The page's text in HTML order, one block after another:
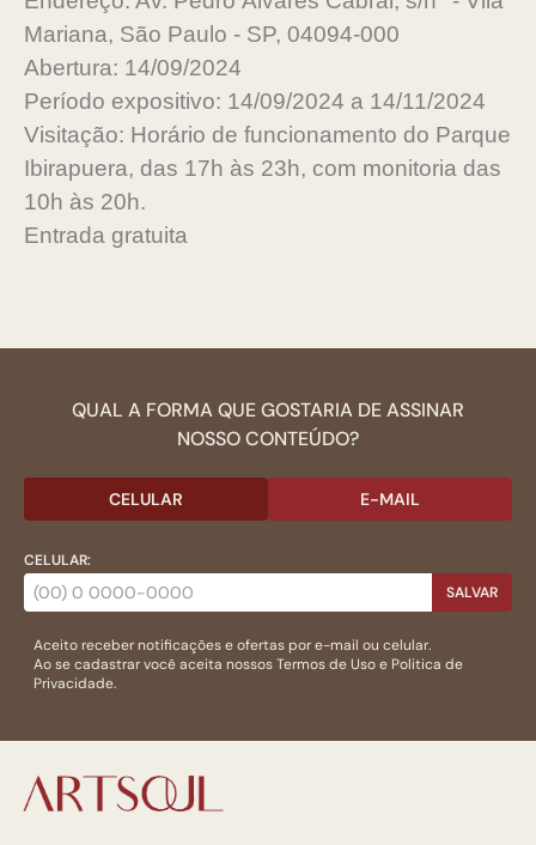
Mariana, São Paulo - SP, 04094-000
Abertura: 14/09/2024
Período expositivo: 14/09/2024 a 14/11/2024
Visitação: Horário de funcionamento do Parque
Ibirapuera, das 17h às 23h, com monitoria das
10h às 20h.
Entrada gratuita
QUAL A FORMA QUE GOSTARIA DE ASSINAR
NOSSO CONTEÚDO?
CELULAR E-MAIL
CELULAR:
SALVAR
Aceito receber notificações e ofertas por e-mail ou celular.
Ao se cadastrar você aceita nossosTermos de Usoe Politica de
Privacidade.